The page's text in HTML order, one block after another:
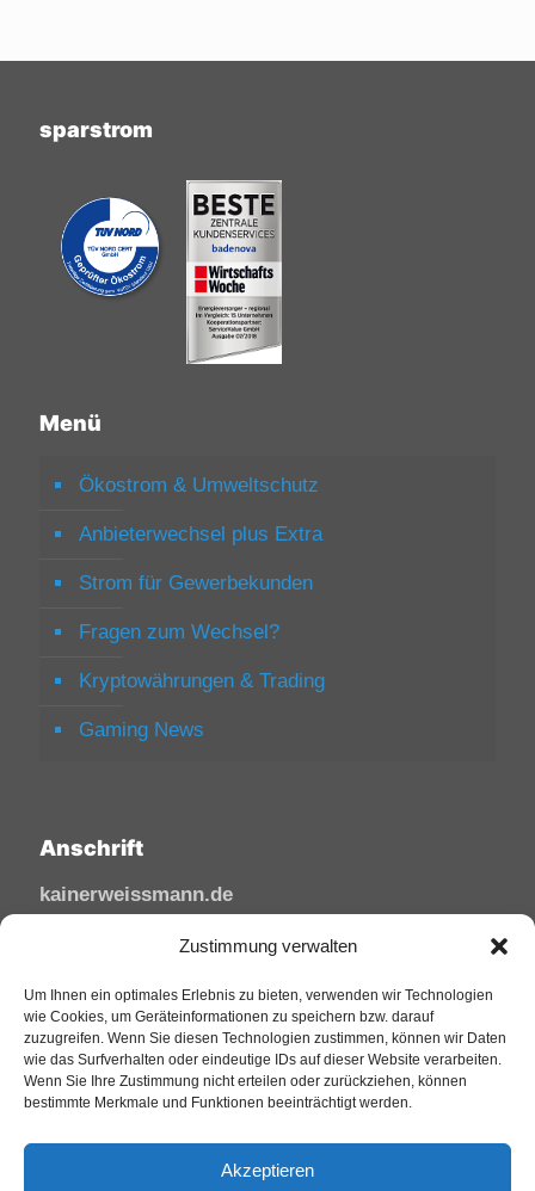
Zustimmung verwalten
Um Ihnen ein optimales Erlebnis zu bieten, verwenden wir Technologien
wie Cookies, um Geräteinformationen zu speichern bzw. darauf
zuzugreifen. Wenn Sie diesen Technologien zustimmen, können wir Daten
wie das Surfverhalten oder eindeutige IDs auf dieser Website verarbeiten.
Wenn Sie Ihre Zustimmung nicht erteilen oder zurückziehen, können
bestimmte Merkmale und Funktionen beeinträchtigt werden.
Akzeptieren
sparstrom
Menü
Ökostrom & Umweltschutz
Anbieterwechsel plus Extra
Strom für Gewerbekunden
Fragen zum Wechsel?
Kryptowährungen & Trading
Gaming News
Anschrift
kainerweissmann.de
Linzhausenstraße
Deutschland
Tel: 02644/945 81 88
Mail: kai@sfw-media.de